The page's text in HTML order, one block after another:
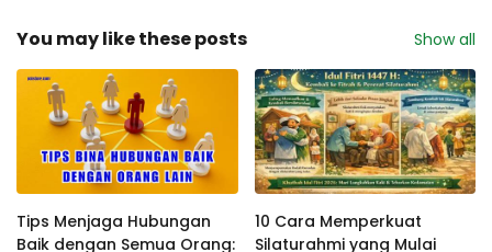
You may like these posts Show all
Tips Menjaga Hubungan
Baik dengan Semua Orang:
10 Cara Memperkuat
Silaturahmi yang Mulai